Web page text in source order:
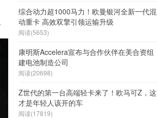
综合动力超1000马力！欧曼银河全新一代混
动重卡 高效双擎引领运输升级
阅读(5653)
康明斯Accelera宣布与合作伙伴在美合资组
建电池制造公司
阅读(20698)
Z世代的第一台高端轻卡来了！欧马可Z，这
才是年轻人该开的车
阅读(17819)